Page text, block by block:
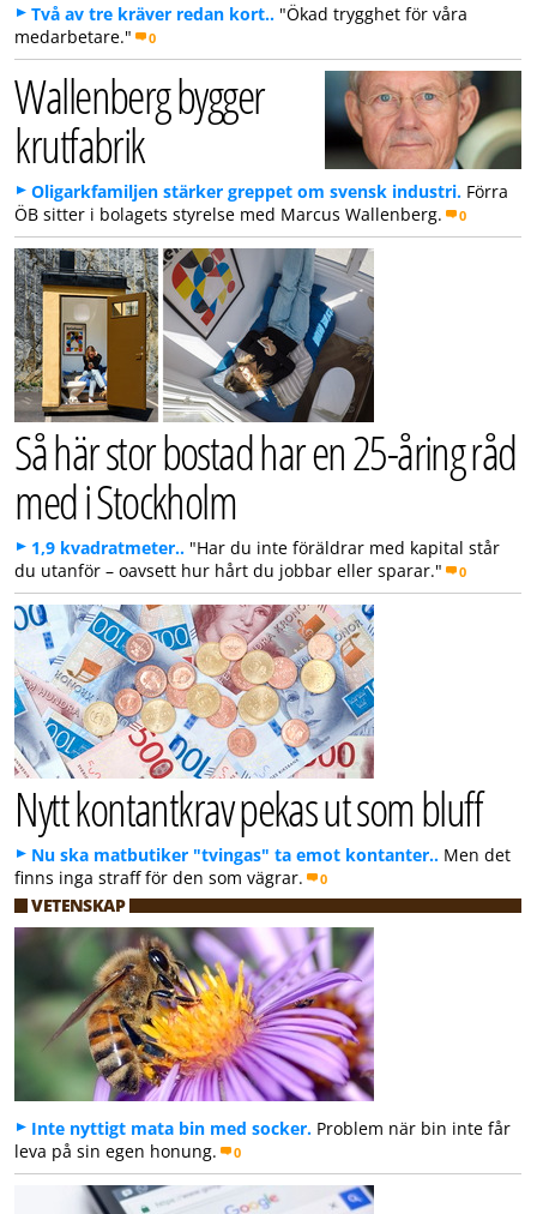
Två av tre kräver redan kort.. "Ökad trygghet för våra
medarbetare."
0
Wallenberg bygger
krutfabrik
Oligarkfamiljen stärker greppet om svensk industri. Förra
ÖB sitter i bolagets styrelse med Marcus Wallenberg.
0
Så här stor bostad har en 25-åring råd
med i Stockholm
1,9 kvadratmeter.. "Har du inte föräldrar med kapital står
du utanför – oavsett hur hårt du jobbar eller sparar."
0
Nytt kontantkrav pekas ut som bluff
Nu ska matbutiker "tvingas" ta emot kontanter.. Men det
finns inga straff för den som vägrar.
0
VETENSKAP
Inte nyttigt mata bin med socker. Problem när bin inte får
leva på sin egen honung.
0